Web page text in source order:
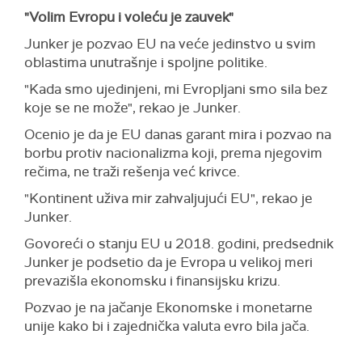
"Volim Evropu i voleću je zauvek"
Junker je pozvao EU na veće jedinstvo u svim
oblastima unutrašnje i spoljne politike.
"Kada smo ujedinjeni, mi Evropljani smo sila bez
koje se ne može", rekao je Junker.
Ocenio je da je EU danas garant mira i pozvao na
borbu protiv nacionalizma koji, prema njegovim
rečima, ne traži rešenja već krivce.
"Kontinent uživa mir zahvaljujući EU", rekao je
Junker.
Govoreći o stanju EU u 2018. godini, predsednik
Junker je podsetio da je Evropa u velikoj meri
prevazišla ekonomsku i finansijsku krizu.
Pozvao je na jačanje Ekonomske i monetarne
unije kako bi i zajednička valuta evro bila jača.